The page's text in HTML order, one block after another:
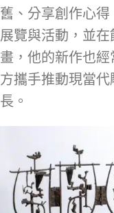
舊、分享創作心
展覽與活動，並
畫，他的新作也
方攜手推動現當
長。